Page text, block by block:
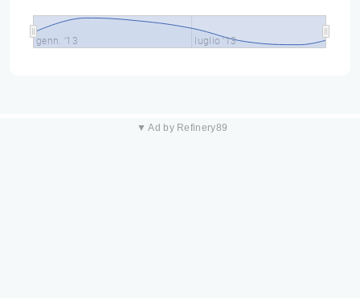
genn. '13 luglio '13
▼ Ad by Refinery89